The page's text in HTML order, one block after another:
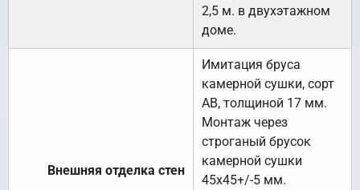
2,5 м. в двухэтажном
доме.
Внешняя отделка стен
Имитация бруса
камерной сушки, сорт
АВ, толщиной 17 мм.
Монтаж через
строганый брусок
камерной сушки
45х45+/-5 мм.